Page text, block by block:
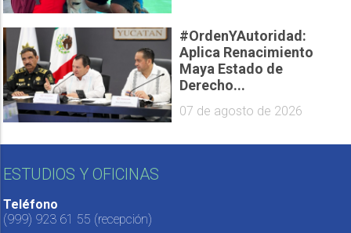
#OrdenYAutoridad:
Aplica Renacimiento
Maya Estado de
Derecho...
07 de agosto de 2026
ESTUDIOS Y OFICINAS
Teléfono
(999) 923 61 55 (recepción)